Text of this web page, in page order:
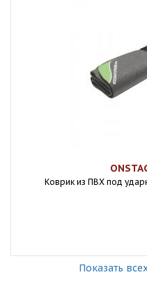
Коврик из ПВХ под
Показать